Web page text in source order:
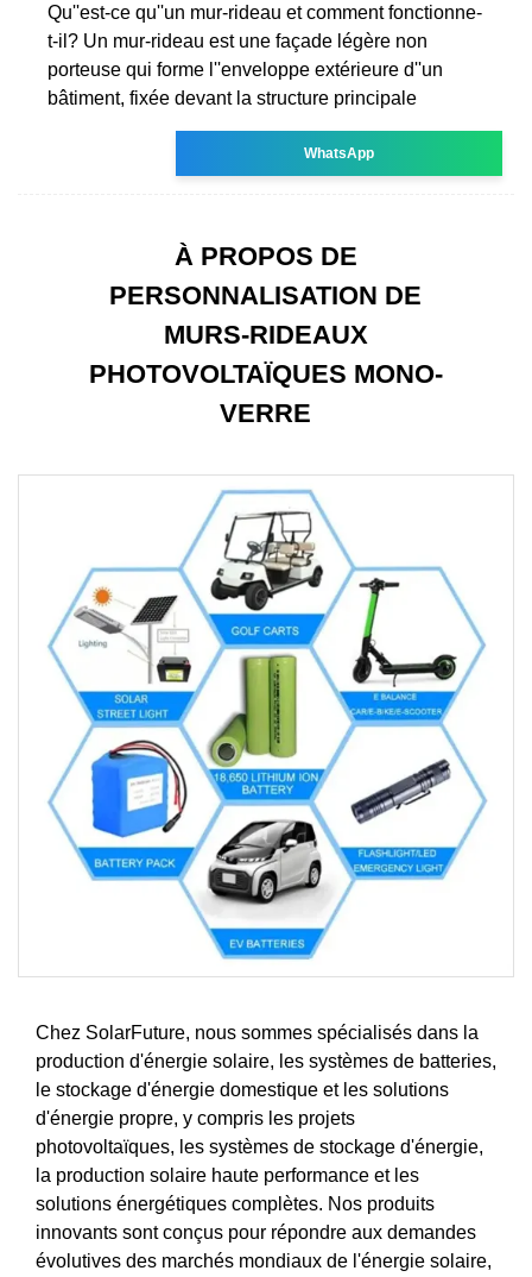
Qu''est-ce qu''un mur-rideau et comment fonctionne-
t-il? Un mur-rideau est une façade légère non
porteuse qui forme l''enveloppe extérieure d''un
bâtiment, fixée devant la structure principale
WhatsApp
À PROPOS DE
PERSONNALISATION DE
MURS-RIDEAUX
PHOTOVOLTAÏQUES MONO-
VERRE
Chez SolarFuture, nous sommes spécialisés dans la
production d'énergie solaire, les systèmes de batteries,
le stockage d'énergie domestique et les solutions
d'énergie propre, y compris les projets
photovoltaïques, les systèmes de stockage d'énergie,
la production solaire haute performance et les
solutions énergétiques complètes. Nos produits
innovants sont conçus pour répondre aux demandes
évolutives des marchés mondiaux de l'énergie solaire,